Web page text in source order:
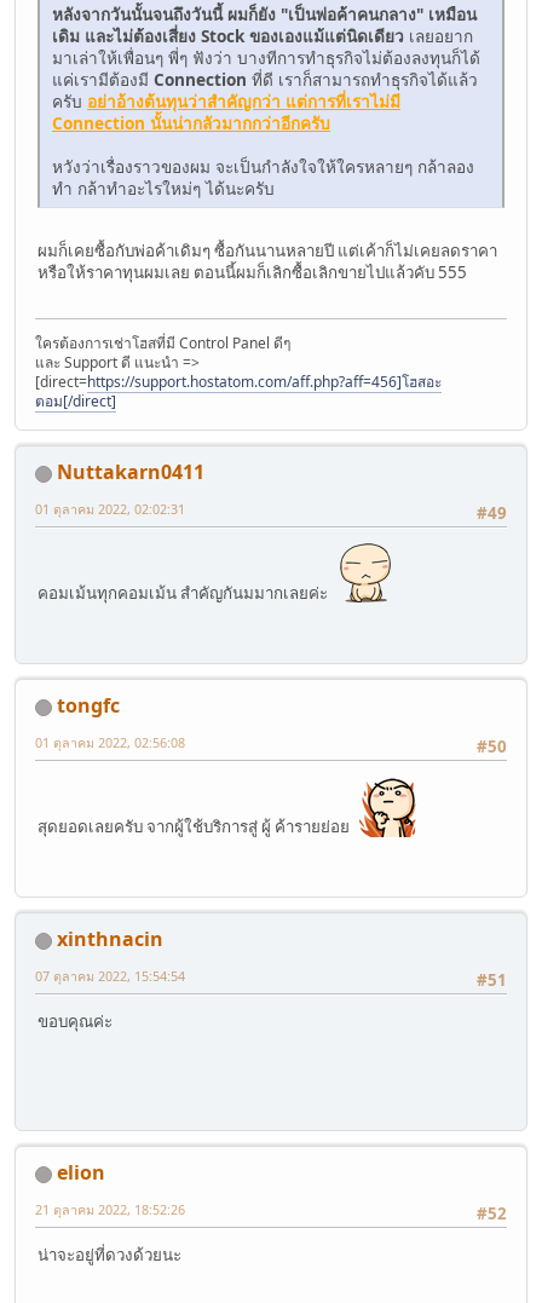
หลังจากวันนั้นจนถึงวันนี้ ผมก็ยัง "เป็นพ่อค้าคนกลาง" เหมือน
เดิม และไม่ต้องเสี่ยง Stock ของเองแม้แต่นิดเดียว เลยอยาก
มาเล่าให้เพื่อนๆ พี่ๆ ฟังว่า บางทีการทำธุรกิจไม่ต้องลงทุนก็ได้
แค่เรามีต้องมี Connection ที่ดี เราก็สามารถทำธุรกิจได้แล้ว
ครับ อย่าอ้างต้นทุนว่าสำคัญกว่า แต่การที่เราไม่มี
Connection นั้นน่ากลัวมากกว่าอีกครับ
หวังว่าเรื่องราวของผม จะเป็นกำลังใจให้ใครหลายๆ กล้าลอง
ทำ กล้าทำอะไรใหม่ๆ ได้นะครับ
ผมก็เคยซื้อกับพ่อค้าเดิมๆ ซื้อกันนานหลายปี แต่เค้าก็ไม่เคยลดราคา
หรือให้ราคาทุนผมเลย ตอนนี้ผมก็เลิกซื้อเลิกขายไปแล้วคับ 555
ใครต้องการเช่าโฮสที่มี Control Panel ดีๆ
และ Support ดี แนะนำ =>
[direct=https://support.hostatom.com/aff.php?aff=456]โฮสอะ
ตอม[/direct]
Nuttakarn0411
#49
01 ตุลาคม 2022, 02:02:31
คอมเม้นทุกคอมเม้น สำคัญกันมมากเลยค่ะ
tongfc
#50
01 ตุลาคม 2022, 02:56:08
สุดยอดเลยครับ จากผู้ใช้บริการสู่ ผู้ ค้ารายย่อย
xinthnacin
#51
07 ตุลาคม 2022, 15:54:54
ขอบคุณค่ะ
elion
#52
21 ตุลาคม 2022, 18:52:26
น่าจะอยู่ที่ดวงด้วยนะ